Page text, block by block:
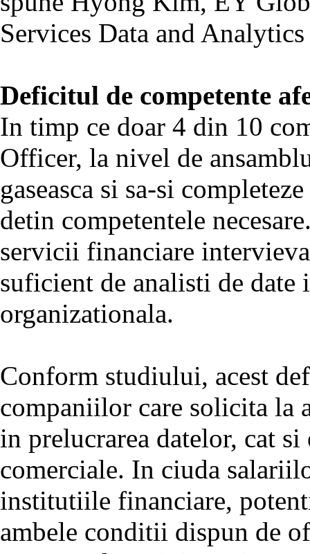
Services Data and
Deficitul de competente
In timp ce doar 4 din 10
Officer, la nivel de
gaseasca si sa-si
detin competentele
servicii financiare
suficient de analisti de date
organizationala.
Conform studiului, acest
companiilor care solicita la
in prelucrarea datelor, cat
comerciale. In ciuda
institutiile financiare,
ambele conditii dispun de